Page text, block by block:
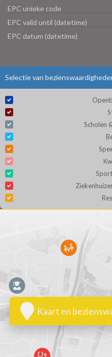
EPC unieke code
EPC valid until (datetime)
EPC datum (datetime)
Selectie van
Scholen
Kaart en